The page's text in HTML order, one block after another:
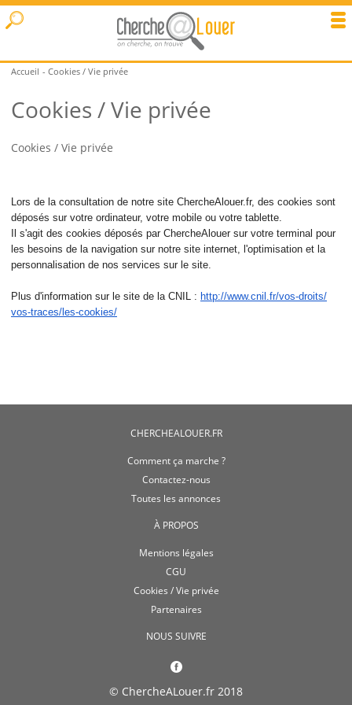
Accueil Cookies / Vie privée
Cookies / Vie privée
Cookies / Vie privée
Lors de la consultation de notre site ChercheAlouer.fr, des cookies sont
déposés sur votre ordinateur, votre mobile ou votre tablette.
Il s'agit des cookies déposés par ChercheAlouer sur votre terminal pour
les besoins de la navigation sur notre site internet, l'optimisation et la
personnalisation de nos services sur le site.
Plus d'information sur le site de la CNIL : http://www.cnil.fr/vos-droits/
vos-traces/les-cookies/
CHERCHEALOUER.FR
Comment ça marche ?
Contactez-nous
Toutes les annonces
À PROPOS
Mentions légales
CGU
Cookies / Vie privée
Partenaires
NOUS SUIVRE
© ChercheALouer.fr 2018